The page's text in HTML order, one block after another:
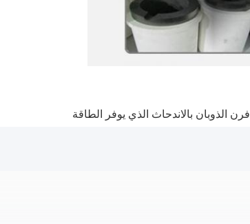
فرن الذوبان بالاندحاث الذي يوفر الطاقة